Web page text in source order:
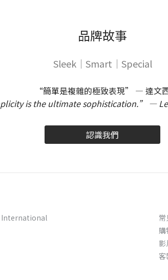
品牌故事
Sleek｜Smart｜Special
“簡單是複雜的極致表現” — 達文
is the ultimate sophistication.” —
認識我們
International
常
購